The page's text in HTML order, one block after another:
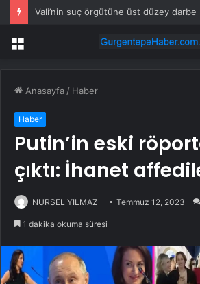
Vali’nin suç örgütüne üst düzey darbe
Menü
Anasayfa / Haber
Haber
Putin’in eski
çıktı: İhanet
NURSEL YILMAZ Temmuz 12, 2023
1 dakika okuma süresi